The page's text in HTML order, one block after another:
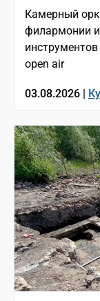
Камерный
филармонии и
open air
03.08.2026 |